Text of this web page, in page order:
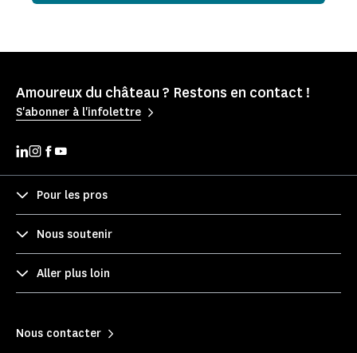
Amoureux du château ? Restons en contact !
S'abonner à l'infolettre
Pour les pros
Nous soutenir
Aller plus loin
Nous contacter